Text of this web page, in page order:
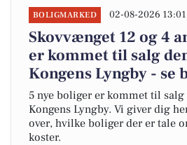
BOLIGMARKED 02-08-2026 13:01
Skovvænget 12 og 4
er kommet til salg
Kongens Lyngby - se
5 nye boliger er kommet til salg
Kongens Lyngby. Vi giver dig
over, hvilke boliger der er tale
koster.